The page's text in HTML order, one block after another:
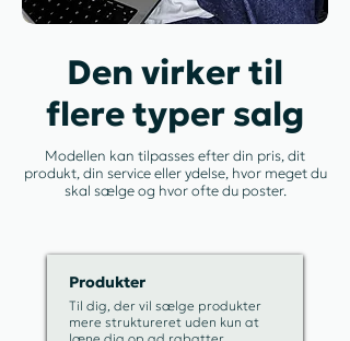
Den virker til
flere typer salg
Modellen kan tilpasses efter din pris, dit
produkt, din service eller ydelse, hvor meget du
skal sælge og hvor ofte du poster.
Produkter
Til dig, der vil sælge produkter
mere struktureret uden kun at